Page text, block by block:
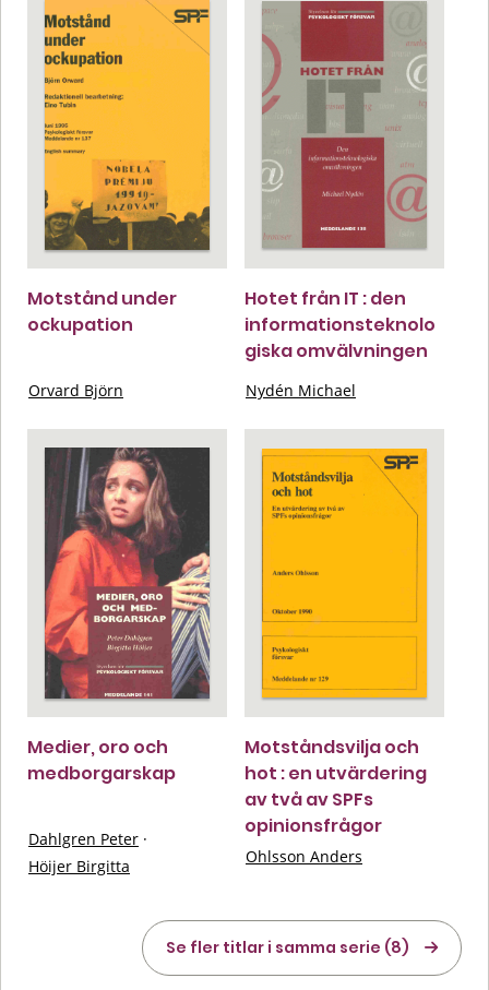
Motstånd under
ockupation
Orvard Björn
Hotet från IT : den
informationsteknolo
giska omvälvningen
Nydén Michael
Medier, oro och
medborgarskap
Dahlgren Peter ·
Höijer Birgitta
Motståndsvilja och
hot : en utvärdering
av två av SPFs
opinionsfrågor
Ohlsson Anders
Se fler titlar i samma serie (8)